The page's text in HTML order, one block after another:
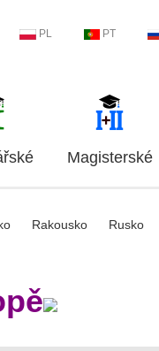
PL PT
Magisterské
Rakousko Rusko